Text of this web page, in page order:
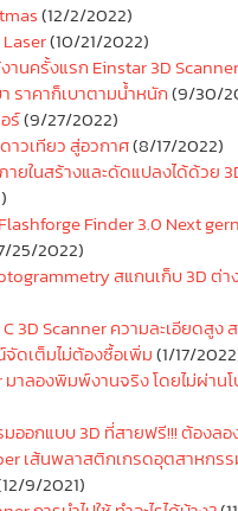
(12/2/2022)
(10/21/2022)
านครั้งแรก Einstar 3D
ราคาก็เบาตามน้ำหนัก(9/30/
ร์(9/27/2022)
าวเทียว สู่อวกาศ(8/17/2022)
ยในสร้างและดัดแปลงได้ด้วย
Finder 3.0 Next
25/2022)
สแกนเก็บ 3D ต่า
C 3D Scanner ความละเอียดสูง
ดเต็มไม่ต้องซื้อเพิ่ม(1/17/
มาลองพิมพ์งานจริง โดยไม่ผ่าน
ออกแบบ 3D ที่สายฟรี!!! ต้องลอ
เส้นพลาสติกเกรดอุตสาหกร
9/2021)